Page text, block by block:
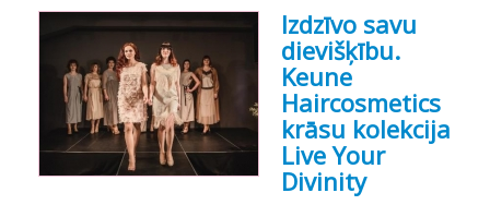
Izdzīvo savu
dievišķību.
Keune
Haircosmetics
krāsu kolekcija
Live Your
Divinity